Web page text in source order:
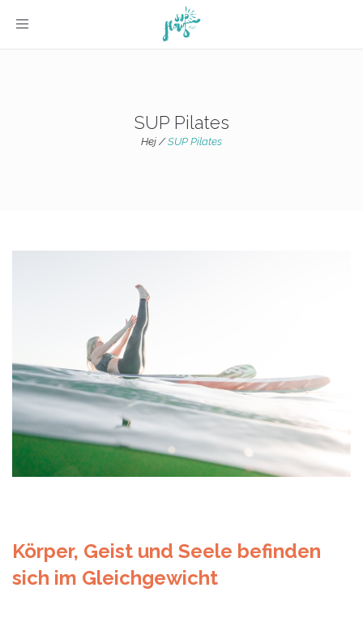
Toggle navigation
SUP Pilates
Hej /SUP Pilates
Körper, Geist und Seele befinden
sich im Gleichgewicht